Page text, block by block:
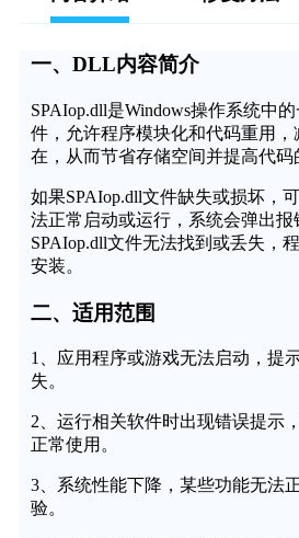
一、DLL内容简介
SPAIop.dll是Windows操作系统中
件，允许程序模块化和代码重用
在，从而节省存储空间并提高代码
如果SPAIop.dll文件缺失或损坏，
法正常启动或运行，系统会弹出
SPAIop.dll文件无法找到或丢失，
安装。
二、适用范围
1、应用程序或游戏无法启动，提
失。
2、运行相关软件时出现错误提示
正常使用。
3、系统性能下降，某些功能无法
验。